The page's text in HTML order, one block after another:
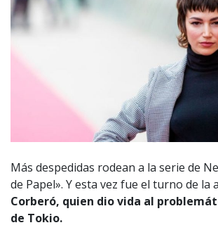
Más despedidas rodean a la serie de
de Papel». Y esta vez fue el turno de la
Corberó, quien dio vida al
de Tokio.